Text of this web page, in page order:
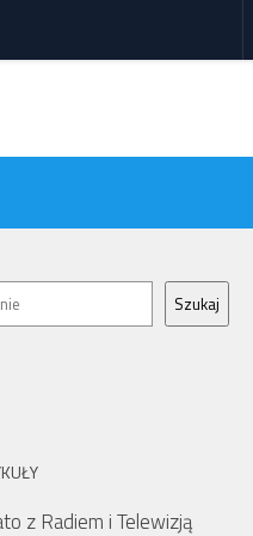
Szukaj
z Radiem i Telewizją